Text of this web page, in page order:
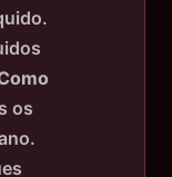
os